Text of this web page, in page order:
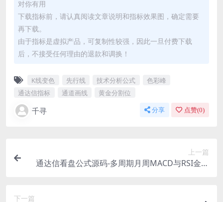
对你有用
下载指标前，请认真阅读文章说明和指标效果图，确定需要
再下载。
由于指标是虚拟产品，可复制性较强，因此一旦付费下载
后，不接受任何理由的退款和调换！
K线变色 先行线 技术分析公式
色彩峰
通达信指标
通道画线 黄金分割位
千寻 分享 点赞(0)
上一篇
通达信看盘公式源码-多周期月周MACD与RSI金叉
下一篇